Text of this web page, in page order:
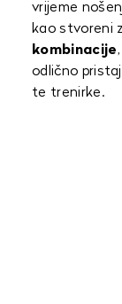
vrijeme
kao stvoreni
kombinacije
odlično
te trenirke.